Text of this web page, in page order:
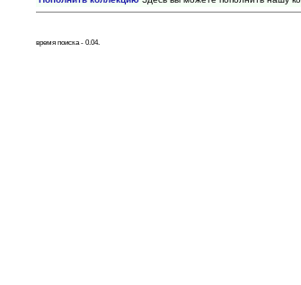
время поиска - 0.04.